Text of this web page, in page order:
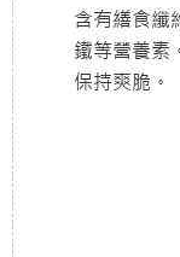
含有繕食纖
鐵等營養素
保持爽脆。